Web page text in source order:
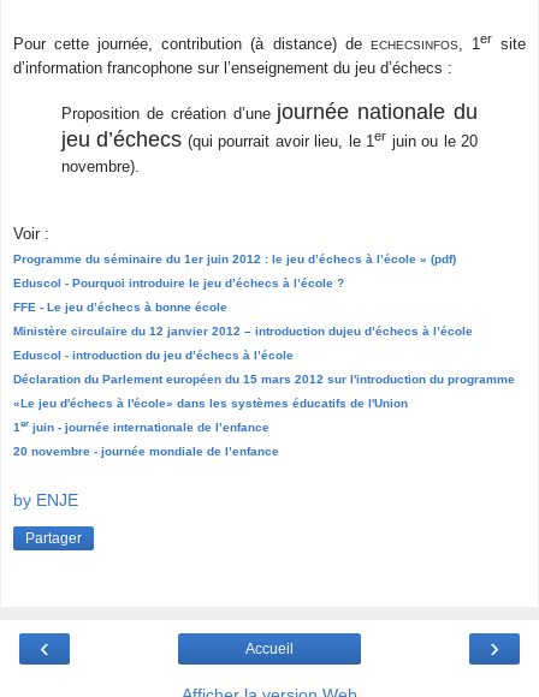
Pour cette journée, contribution (à distance) de ECHECSINFOS, 1er site
d’information francophone sur l’enseignement du jeu d’échecs :
Proposition de création d’une journée nationale du
jeu d’échecs (qui pourrait avoir lieu, le 1er juin ou le 20
novembre).
Voir :
Programme du séminaire du 1er juin 2012 : le jeu d’échecs à l’école » (pdf)
Eduscol - Pourquoi introduire le jeu d’échecs à l’école ?
FFE - Le jeu d’échecs à bonne école
Ministère circulaire du 12 janvier 2012 – introduction dujeu d’échecs à l’école
Eduscol - introduction du jeu d’échecs à l’école
Déclaration du Parlement européen du 15 mars 2012 sur l'introduction du programme
«Le jeu d'échecs à l'école» dans les systèmes éducatifs de l'Union
1 er juin - journée internationale de l’enfance
20 novembre - journée mondiale de l’enfance
by ENJE
Partager
‹ ›
Accueil